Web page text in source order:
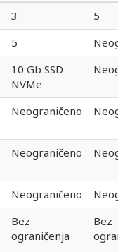
3
5
5
10 Gb SSD
NVMe
Neograničeno
Neograničeno
Neograničeno
Bez
ograničenja
Bez